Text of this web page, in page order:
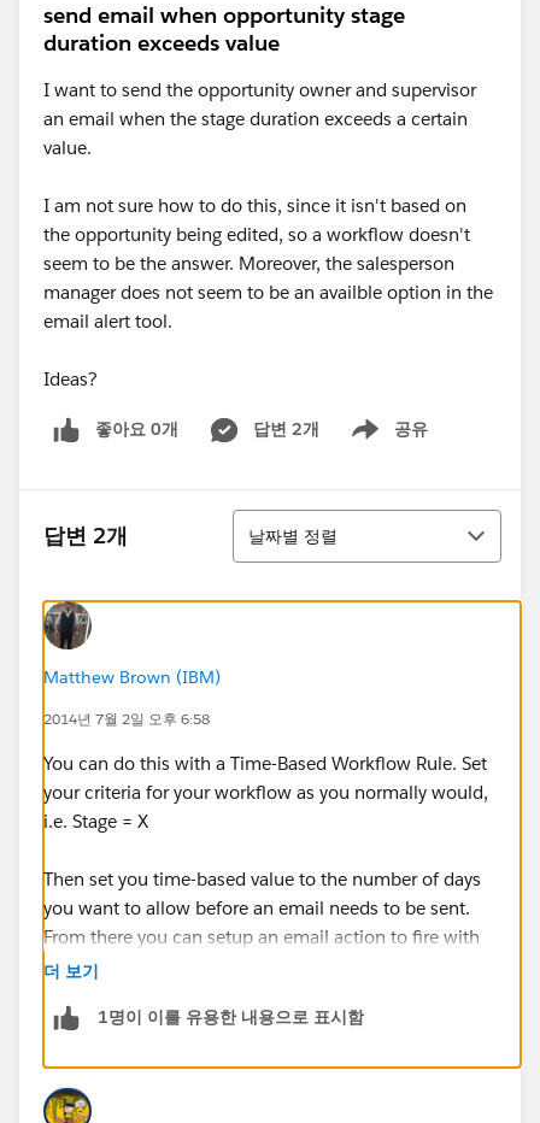
send email when opportunity stage
duration exceeds value
I want to send the opportunity owner and supervisor
an email when the stage duration exceeds a certain
value.
I am not sure how to do this, since it isn't based on
the opportunity being edited, so a workflow doesn't
seem to be the answer. Moreover, the salesperson
manager does not seem to be an availble option in the
email alert tool.
Ideas?
좋아요 0개 답변 2개 공유
Show menu
답변 2개
정렬
날짜별 정렬
Matthew Brown (IBM)
2014년 7월 2일 오후 6:58
You can do this with a Time-Based Workflow Rule. Set
your criteria for your workflow as you normally would,
i.e. Stage = X
Then set you time-based value to the number of days
you want to allow before an email needs to be sent.
From there you can setup an email action to fire with
the time based rule has come up.
Here is some more information on time based
https://help.salesforce.com/HTViewSolution?
id=000005245&language=en_US
더 보기
1명이 이를 유용한 내용으로 표시함